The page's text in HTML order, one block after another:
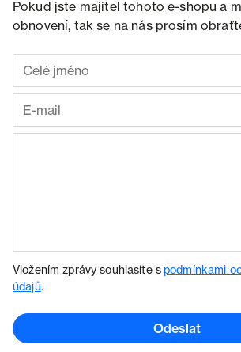
Pokud jste majitel tohoto e-shopu a
obnovení, tak se na nás prosím
Vložením zprávy souhlasíte spodmínkami
údajů.
Odeslat